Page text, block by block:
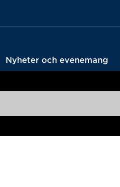
Nyheter och evenemang